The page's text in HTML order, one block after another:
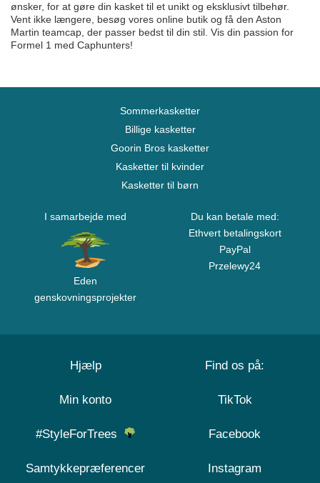
ønsker, for at gøre din kasket til et unikt og eksklusivt tilbehør.
Vent ikke længere, besøg vores online butik og få den Aston
Martin teamcap, der passer bedst til din stil. Vis din passion for
Formel 1 med Caphunters!
Sommerkasketter
Billige kasketter
Goorin Bros kasketter
Kasketter til kvinder
Kasketter til børn
I samarbejde med
Eden
genskovningsprojekter
Du kan betale med:
Ethvert betalingskort
PayPal
Przelewy24
Hjælp
Min konto
#StyleForTrees
Samtykkepræferencer
Find os på:
TikTok
Facebook
Instagram